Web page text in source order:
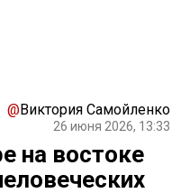
@Виктория Самойленко
26 июня 2026, 13:33
на востоке